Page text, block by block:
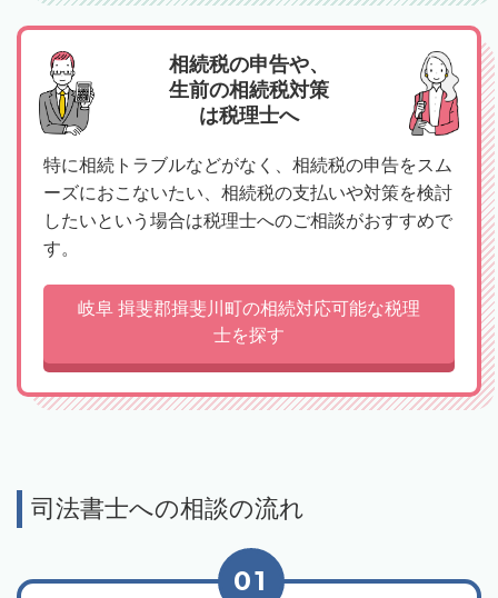
相続税の申告や、
生前の相続税対策
は税理士へ
特に相続トラブルなどがなく、相続税の申告をスム
ーズにおこないたい、相続税の支払いや対策を検討
したいという場合は税理士へのご相談がおすすめで
す。
岐阜 揖斐郡揖斐川町の相続対応可能な税理
士を探す
司法書士への相談の流れ
01